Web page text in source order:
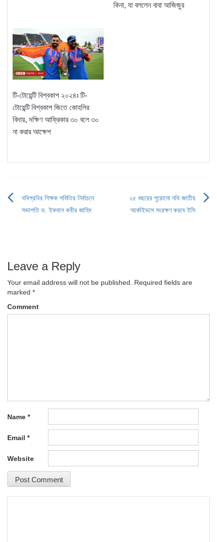
কিনা, যা বললেন বাবা আজিজুর
টি-টোয়েন্টি বিশ্বকাপ ২০২৪ঃ টি-
টোয়েন্টি বিশ্বকাপ জিতে কোহলির
বিদায়, দক্ষিণ আফ্রিকার ৩০ বলে ৩০
না করার আক্ষেপ
Post
যবিপ্রবির শিক্ষক সমিতির নির্বাচনে
সভাপতি ড. ইকবাল কবীর জাহিদ
২৫ বছরের পুরোনো নথি জাতীয়
আর্কাইভসে সংরক্ষণ করবে ইসি
Leave a Reply
Your email address will not be published.
Required fields are
marked *
Comment
Name *
Email *
Website